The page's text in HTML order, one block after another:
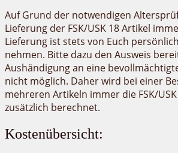
Auf Grund der notwendigen
Lieferung der FSK/USK 18 Artikel
Lieferung ist stets von Euch
nehmen. Bitte dazu den Ausweis
Aushändigung an eine
nicht möglich. Daher wird bei einer
mehreren Artikeln immer die FSK/
zusätzlich berechnet.
Kostenübersicht: